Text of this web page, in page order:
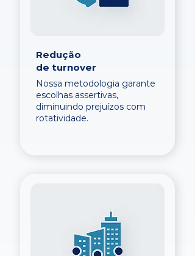
Redução
de turnover
Nossa metodologia garante
escolhas assertivas,
diminuindo prejuízos com
rotatividade.